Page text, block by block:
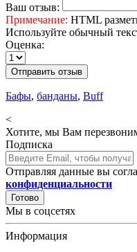
Ваш отзыв:
Примечание: HTML
Используйте обычный
Оценка:
Отправить отзыв
Бафы, банданы, Buff
<
Хотите, мы Вам
Подписка
Отправляя данные вы
конфиденциальности
Готово
Мы в соцсетях
Информация